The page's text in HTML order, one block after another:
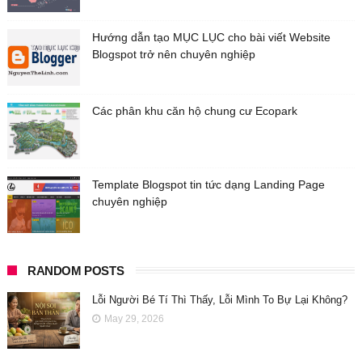
Hướng dẫn tạo MỤC LỤC cho bài viết Website
Blogspot trở nên chuyên nghiệp
Các phân khu căn hộ chung cư Ecopark
Template Blogspot tin tức dạng Landing Page
chuyên nghiệp
RANDOM POSTS
Lỗi Người Bé Tí Thì Thấy, Lỗi Mình To Bự Lại Không?
May 29, 2026